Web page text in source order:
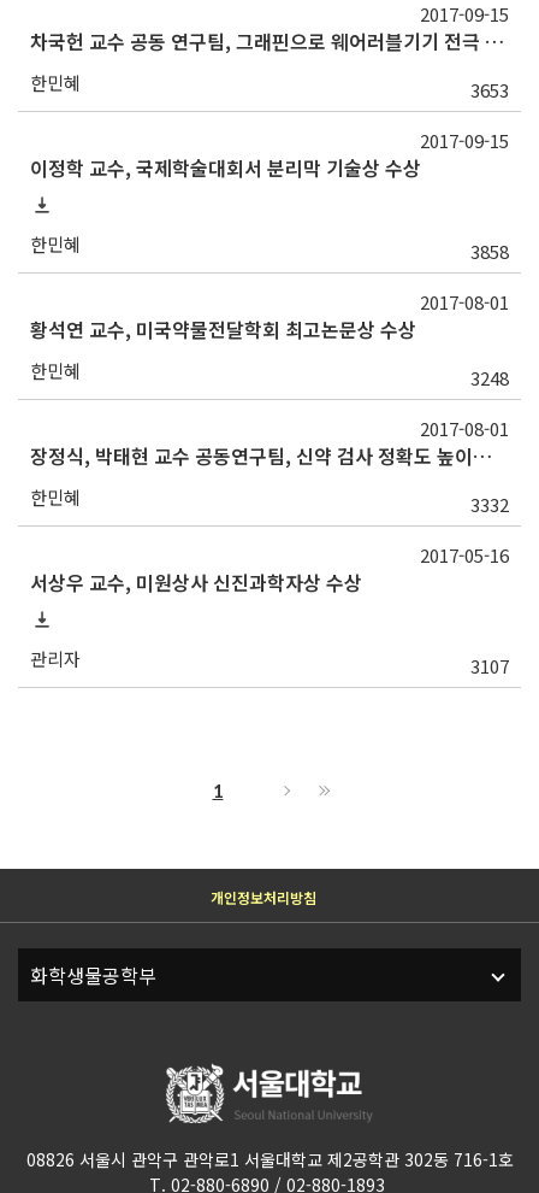
차국헌 교수 공동 연구팀, 그래핀으로 웨어러블기기 전극 개발
한민혜 3653
2017-09-15
이정학 교수, 국제학술대회서 분리막 기술상 수상
한민혜 3858
2017-09-15
황석연 교수, 미국약물전달학회 최고논문상 수상
한민혜 3248
2017-08-01
장정식, 박태현 교수 공동연구팀, 신약 검사 정확도 높이는 단백질 기반 분석기술 개발
한민혜 3332
2017-08-01
서상우 교수, 미원상사 신진과학자상 수상
관리자 3107
2017-05-16
1
개인정보처리방침
08826 서울시 관악구 관악로1 서울대학교 제2공학관 302동 716-1호
T. 02-880-6890 / 02-880-1893